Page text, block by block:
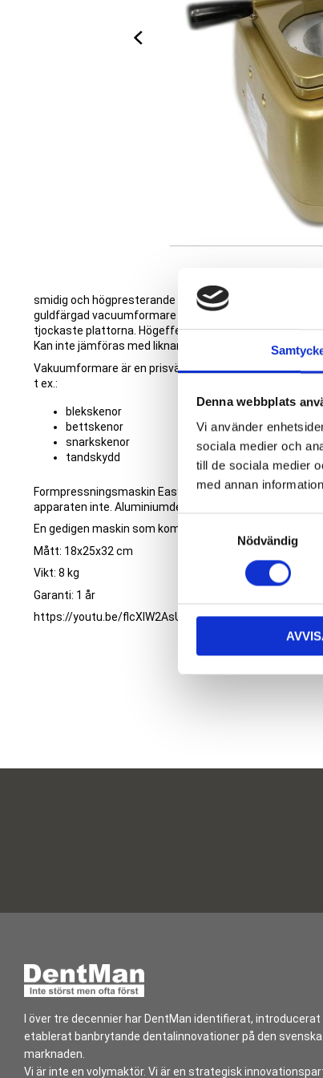
Denna webbplats
Vi använder
sociala medier och
till de sociala medier
med annan
c
s
Nödvändig
smidig och högpresterande vakuummaskin för
guldfärgad vacuumformare som med tyst
tjockaste plattorna. Högeffektiv men framför allt tyst.
Kan inte jämföras med liknande maskiner som arbetar
Vakuumformare är en prisvärd vakuummaskin som är
t ex.:
blekskenor
bettskenor
snarkskenor
tandskydd
Formpressningsmaskin Easy-Vac är enkelt att
apparaten inte. Aluminiumdelar gör att vakuumformaren
En gedigen maskin som kommer att tjäna många år!
Mått: 18x25x32 cm
Vikt: 8 kg
Garanti: 1 år
https://youtu.be/flcXIW2AsUs
I över tre decennier har DentMan identifierat, introducerat
etablerat banbrytande dentalinnovationer på den svenska
marknaden.
Vi är inte en volymaktör. Vi är en strategisk